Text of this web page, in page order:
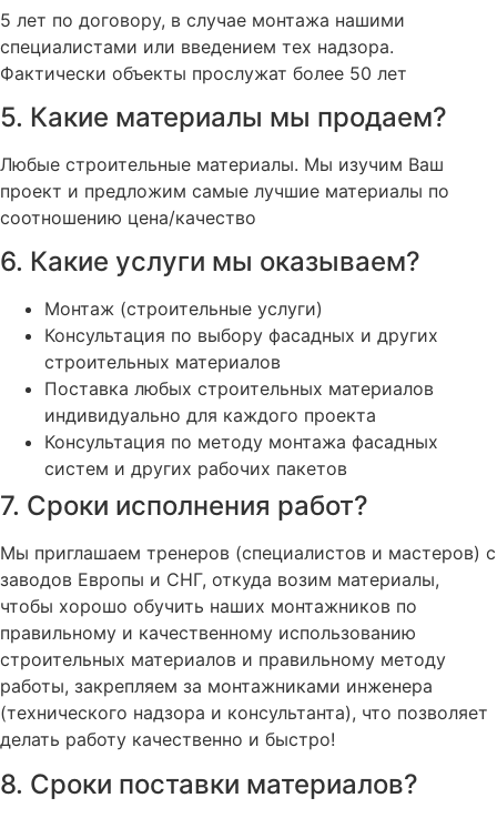
5 лет по договору, в случае монтажа нашими
специалистами или введением тех надзора.
Фактически объекты прослужат более 50 лет
5. Какие материалы мы продаем?
Любые строительные материалы. Мы изучим Ваш
проект и предложим самые лучшие материалы по
соотношению цена/качество
6. Какие услуги мы оказываем?
Монтаж (строительные услуги)
Консультация по выбору фасадных и других
строительных материалов
Поставка любых строительных материалов
индивидуально для каждого проекта
Консультация по методу монтажа фасадных
систем и других рабочих пакетов
7. Сроки исполнения работ?
Мы приглашаем тренеров (специалистов и мастеров) с
заводов Европы и СНГ, откуда возим материалы,
чтобы хорошо обучить наших монтажников по
правильному и качественному использованию
строительных материалов и правильному методу
работы, закрепляем за монтажниками инженера
(технического надзора и консультанта), что позволяет
делать работу качественно и быстро!
8. Сроки поставки материалов?